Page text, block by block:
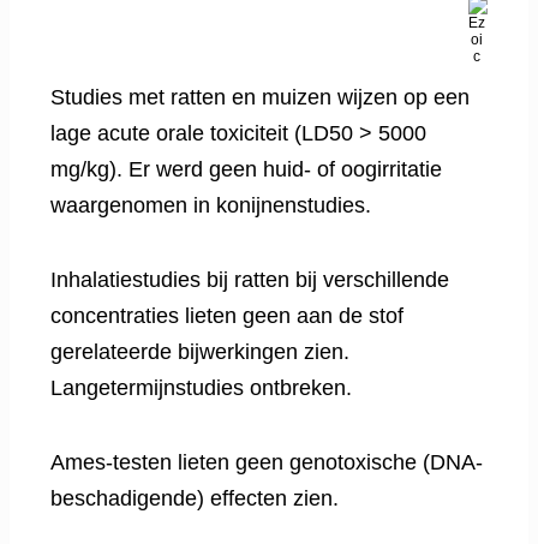
Studies met ratten en muizen wijzen op een
lage acute orale toxiciteit (LD50 > 5000
mg/kg). Er werd geen huid- of oogirritatie
waargenomen in konijnenstudies.
Inhalatiestudies bij ratten bij verschillende
concentraties lieten geen aan de stof
gerelateerde bijwerkingen zien.
Langetermijnstudies ontbreken.
Ames-testen lieten geen genotoxische (DNA-
beschadigende) effecten zien.